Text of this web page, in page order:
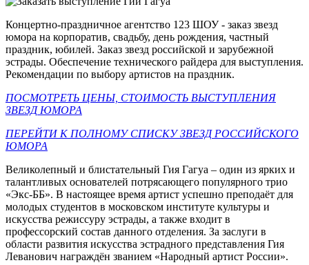
Концертно-праздничное агентство 123 ШОУ - заказ звезд
юмора на корпоратив, свадьбу, день рождения, частный
праздник, юбилей. Заказ звезд российской и зарубежной
эстрады. Обеспечение технического райдера для выступления.
Рекомендации по выбору артистов на праздник.
ПОСМОТРЕТЬ ЦЕНЫ, СТОИМОСТЬ ВЫСТУПЛЕНИЯ
ЗВЕЗД ЮМОРА
ПЕРЕЙТИ К ПОЛНОМУ СПИСКУ ЗВЕЗД РОССИЙСКОГО
ЮМОРА
Великолепный и блистательный Гия Гагуа – один из ярких и
талантливых основателей потрясающего популярного трио
«Экс-ББ». В настоящее время артист успешно преподаёт для
молодых студентов в московском институте культуры и
искусства режиссуру эстрады, а также входит в
профессорский состав данного отделения. За заслуги в
области развития искусства эстрадного представления Гия
Леванович награждён званием «Народный артист России».